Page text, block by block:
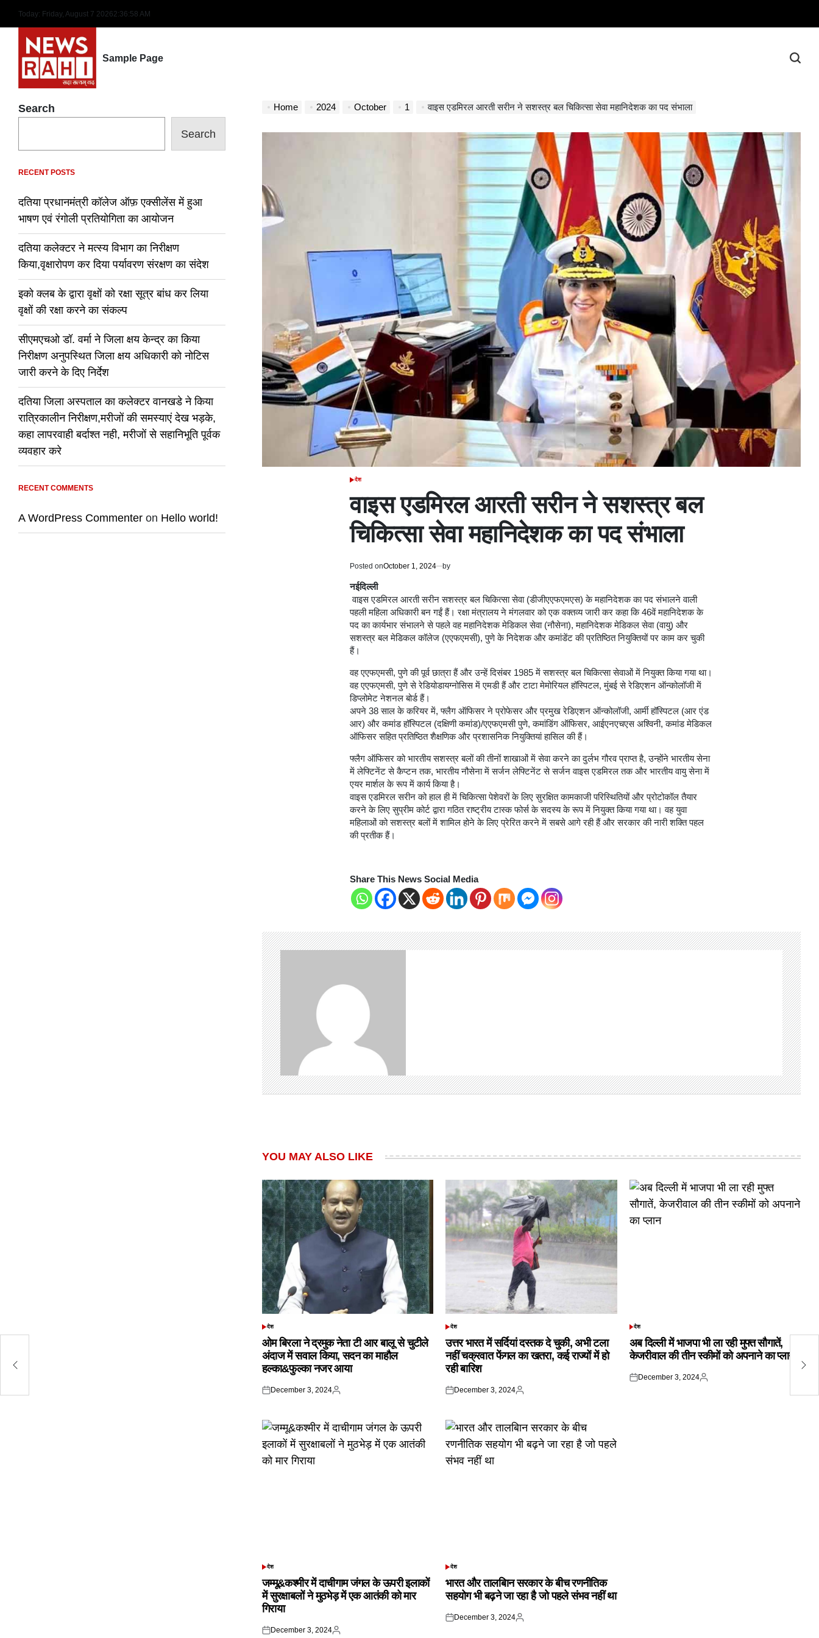
content
Today: Friday, August 7 20262:36:59 AM
Sample Page
Home 2024 October 1 वाइस एडमिरल आरती सरीन ने सशस्त्र बल चिकित्सा सेवा महानिदेशक का पद संभाला
POSTED
देश
वाइस एडमिरल आरती सरीन ने सशस्त्र बल
चिकित्सा सेवा महानिदेशक का पद संभाला
Posted onOctober 1, 2024 by
नईदिल्ली
वाइस एडमिरल आरती सरीन सशस्त्र बल चिकित्सा सेवा (डीजीएएफएमएस) के महानिदेशक का पद संभालने वाली
पहली महिला अधिकारी बन गईं हैं। रक्षा मंत्रालय ने मंगलवार को एक वक्तव्य जारी कर कहा कि 46वें महानिदेशक के
पद का कार्यभार संभालने से पहले वह महानिदेशक मेडिकल सेवा (नौसेना), महानिदेशक मेडिकल सेवा (वायु) और
सशस्त्र बल मेडिकल कॉलेज (एएफएमसी), पुणे के निदेशक और कमांडेंट की प्रतिष्ठित नियुक्तियों पर काम कर चुकी
हैं।
वह एएफएमसी, पुणे की पूर्व छात्रा हैं और उन्हें दिसंबर 1985 में सशस्त्र बल चिकित्सा सेवाओं में नियुक्त किया गया था।
वह एएफएमसी, पुणे से रेडियोडायग्नोसिस में एमडी हैं और टाटा मेमोरियल हॉस्पिटल, मुंबई से रेडिएशन ऑन्कोलॉजी में
डिप्लोमेट नेशनल बोर्ड हैं।
अपने 38 साल के करियर में, फ्लैग ऑफिसर ने प्रोफेसर और प्रमुख रेडिएशन ऑन्कोलॉजी, आर्मी हॉस्पिटल (आर एंड
आर) और कमांड हॉस्पिटल (दक्षिणी कमांड)/एएफएमसी पुणे, कमांडिंग ऑफिसर, आईएनएचएस अश्विनी, कमांड मेडिकल
ऑफिसर सहित प्रतिष्ठित शैक्षणिक और प्रशासनिक नियुक्तियां हासिल की हैं।
फ्लैग ऑफिसर को भारतीय सशस्त्र बलों की तीनों शाखाओं में सेवा करने का दुर्लभ गौरव प्राप्त है, उन्होंने भारतीय सेना
में लेफ्टिनेंट से कैप्टन तक, भारतीय नौसेना में सर्जन लेफ्टिनेंट से सर्जन वाइस एडमिरल तक और भारतीय वायु सेना में
एयर मार्शल के रूप में कार्य किया है।
वाइस एडमिरल सरीन को हाल ही में चिकित्सा पेशेवरों के लिए सुरक्षित कामकाजी परिस्थितियों और प्रोटोकॉल तैयार
करने के लिए सुप्रीम कोर्ट द्वारा गठित राष्ट्रीय टास्क फोर्स के सदस्य के रूप में नियुक्त किया गया था। वह युवा
महिलाओं को सशस्त्र बलों में शामिल होने के लिए प्रेरित करने में सबसे आगे रही हैं और सरकार की नारी शक्ति पहल
की प्रतीक हैं।
Share This News Social Media
YOU MAY ALSO LIKE
POSTED
देश
ओम बिरला ने द्रमुक नेता टी आर बालू से चुटीले
अंदाज में सवाल किया, सदन का माहौल
हल्का&फुल्का नजर आया
Posted
December 3, 2024
Posted
POSTED
देश
उत्तर भारत में सर्दियां दस्तक दे चुकी, अभी टला
नहीं चक्रवात फेंगल का खतरा, कई राज्यों में हो
रही बारिश
Posted
December 3, 2024
Posted
POSTED
देश
अब दिल्ली में भाजपा भी ला रही मुफ्त सौगातें,
केजरीवाल की तीन स्कीमों को अपनाने का प्लान
Posted
December 3, 2024
Posted
POSTED
देश
जम्मू&कश्मीर में दाचीगाम जंगल के ऊपरी इलाकों
में सुरक्षाबलों ने मुठभेड़ में एक आतंकी को मार
गिराया
Posted
December 3, 2024
Posted
POSTED
देश
भारत और तालबिान सरकार के बीच रणनीतिक
सहयोग भी बढ़ने जा रहा है जो पहले संभव नहीं था
Posted
December 3, 2024
Posted
Search
Search
RECENT POSTS
दतिया प्रधानमंत्री कॉलेज ऑफ़ एक्सीलेंस में हुआ
भाषण एवं रंगोली प्रतियोगिता का आयोजन
दतिया कलेक्टर ने मत्स्य विभाग का निरीक्षण
किया,वृक्षारोपण कर दिया पर्यावरण संरक्षण का संदेश
इको क्लब के द्वारा वृक्षों को रक्षा सूत्र बांध कर लिया
वृक्षों की रक्षा करने का संकल्प
सीएमएचओ डॉ. वर्मा ने जिला क्षय केन्द्र का किया
निरीक्षण अनुपस्थित जिला क्षय अधिकारी को नोटिस
जारी करने के दिए निर्देश
दतिया जिला अस्पताल का कलेक्टर वानखडे ने किया
रात्रिकालीन निरीक्षण,मरीजों की समस्याएं देख भड़के,
कहा लापरवाही बर्दाश्त नही, मरीजों से सहानिभूति पूर्वक
व्यवहार करे
RECENT COMMENTS
A WordPress Commenter on Hello world!